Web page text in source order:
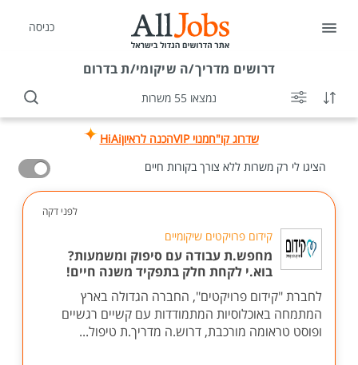
כניסה
דרושים מדריך/ה שיקומי/ת בדרום
נמצאו 55 משרות
שדרוג קו"חמנוי VIP הכנה לראיוןHiAi
הציגו לי רק משרות ללא צורך בקורות חיים
לפני דקה
קידום פרויקטים שיקומיים
מחפש.ת עבודה עם סיפוק ומשמעות?
בוא.י לקחת חלק בתפקיד משנה חיים!
לחברת "קידום פרויקטים", החברה הגדולה בארץ
המתמחה באוכלוסיות המתמודדות עם קשיים רגשיים
ופוסט טראומה מורכבת, דרוש.ה מדריך.ת טיפול...